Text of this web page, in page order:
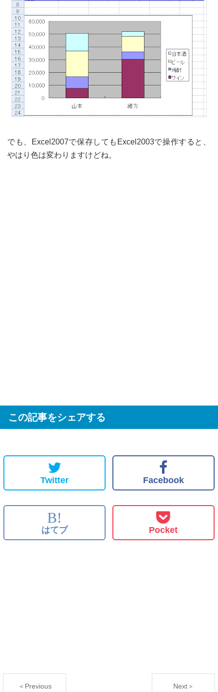
でも、Excel2007で保存してもExcel2003で操作すると、
やはり色は変わりますけどね。
この記事をシェアする
Twitter Facebook
B!
はてブ Pocket
＜Previous Next＞